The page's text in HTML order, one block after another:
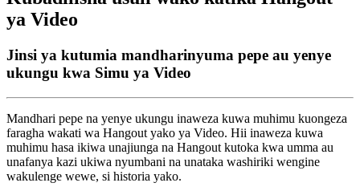
ya Video
Jinsi ya kutumia mandharinyuma pepe au yenye
ukungu kwa Simu ya Video
Mandhari pepe na yenye ukungu inaweza kuwa muhimu kuongeza
faragha wakati wa Hangout yako ya Video. Hii inaweza kuwa
muhimu hasa ikiwa unajiunga na Hangout kutoka kwa umma au
unafanya kazi ukiwa nyumbani na unataka washiriki wengine
wakulenge wewe, si historia yako.